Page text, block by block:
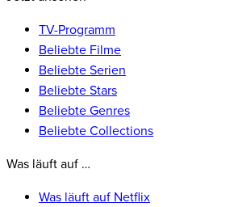
TV-Programm
Beliebte Filme
Beliebte Serien
Beliebte Stars
Beliebte Genres
Beliebte Collections
Was läuft auf …
Was läuft auf Netflix